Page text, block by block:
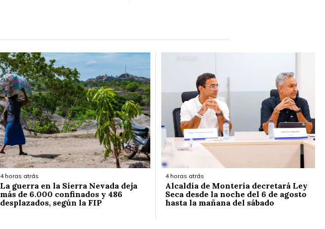
4 horas atrás
La guerra en la Sierra Nevada deja
más de 6.000 confinados y 486
desplazados, según la FIP
4 horas atrás
Alcaldía de Montería decretará Ley
Seca desde la noche del 6 de agosto
hasta la mañana del sábado